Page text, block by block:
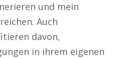
und mein
Auch
davon,
in ihrem eigenen